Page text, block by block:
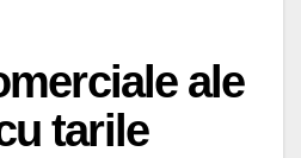
ale
tarile